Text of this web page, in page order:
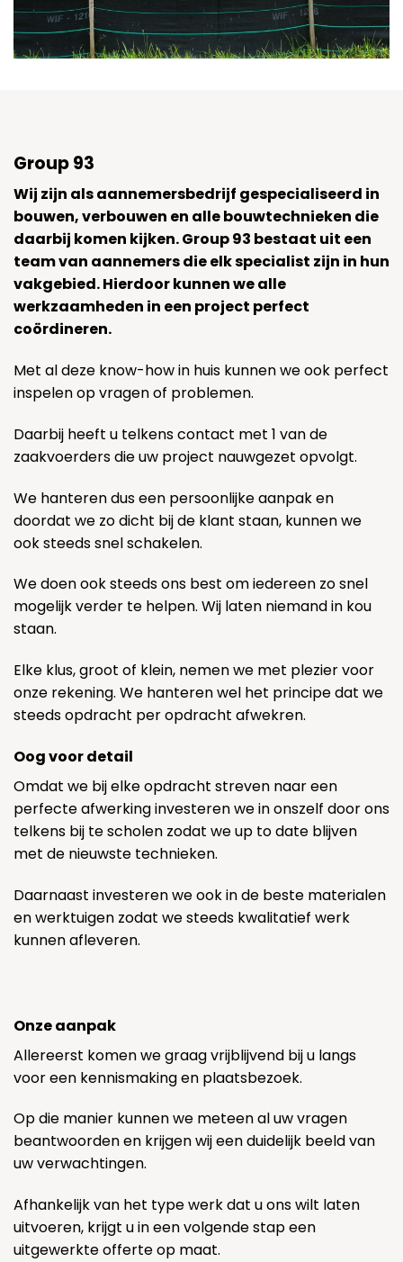
Group 93
Wij zijn als aannemersbedrijf gespecialiseerd in
bouwen, verbouwen en alle bouwtechnieken die
daarbij komen kijken. Group 93 bestaat uit een
team van aannemers die elk specialist zijn in hun
vakgebied. Hierdoor kunnen we alle
werkzaamheden in een project perfect
coördineren.
Met al deze know-how in huis kunnen we ook perfect
inspelen op vragen of problemen.
Daarbij heeft u telkens contact met 1 van de
zaakvoerders die uw project nauwgezet opvolgt.
We hanteren dus een persoonlijke aanpak en
doordat we zo dicht bij de klant staan, kunnen we
ook steeds snel schakelen.
We doen ook steeds ons best om iedereen zo snel
mogelijk verder te helpen. Wij laten niemand in kou
staan.
Elke klus, groot of klein, nemen we met plezier voor
onze rekening. We hanteren wel het principe dat we
steeds opdracht per opdracht afwekren.
Oog voor detail
Omdat we bij elke opdracht streven naar een
perfecte afwerking investeren we in onszelf door ons
telkens bij te scholen zodat we up to date blijven
met de nieuwste technieken.
Daarnaast investeren we ook in de beste materialen
en werktuigen zodat we steeds kwalitatief werk
kunnen afleveren.
Onze aanpak
Allereerst komen we graag vrijblijvend bij u langs
voor een kennismaking en plaatsbezoek.
Op die manier kunnen we meteen al uw vragen
beantwoorden en krijgen wij een duidelijk beeld van
uw verwachtingen.
Afhankelijk van het type werk dat u ons wilt laten
uitvoeren, krijgt u in een volgende stap een
uitgewerkte offerte op maat.